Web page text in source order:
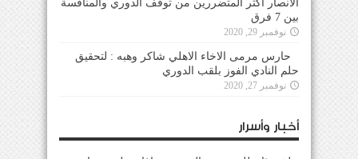
الأنصار أكثر المتضررين من توقف الدوري والمنافسة
بين 7 فرق
نوفمبر 29, 2020
حارس مرمى الاخاء الاهلي شاكر وهبه : لتحقيق
حلم النادي الفوز بلقب الدوري
نوفمبر 27, 2020
أخبار وأسرار